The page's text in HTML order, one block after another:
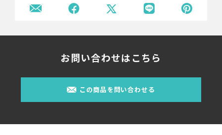
お問い合わせはこちら
この商品を問い合わせる